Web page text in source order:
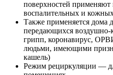
поверхностей применяют
воспалительных и
Также применяется дома
передающихся воздушно-
грипп, коронавирус,
людьми, имеющими
кашель)
Режим рециркуляции —